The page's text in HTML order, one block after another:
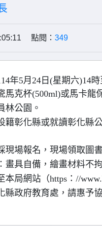
點閱： 349
年5月24日(星期六)14
馬克杯(500ml)或馬卡龍
林公園。
籍彰化縣或就讀彰化縣
現場報名，現場領取圖
畫具自備，繪畫材料不
本局網站（https：//
縣政府教育處，請惠予